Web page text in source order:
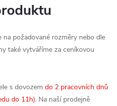
požadované rozměry nebo dle
také vytváříme za ceníkovou
s dovozem do 2 pracovních dnů
do 11h). Na naší prodejně